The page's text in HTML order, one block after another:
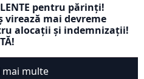
pentru părinți!
virează mai devreme
alocații și indemnizații!
mai multe